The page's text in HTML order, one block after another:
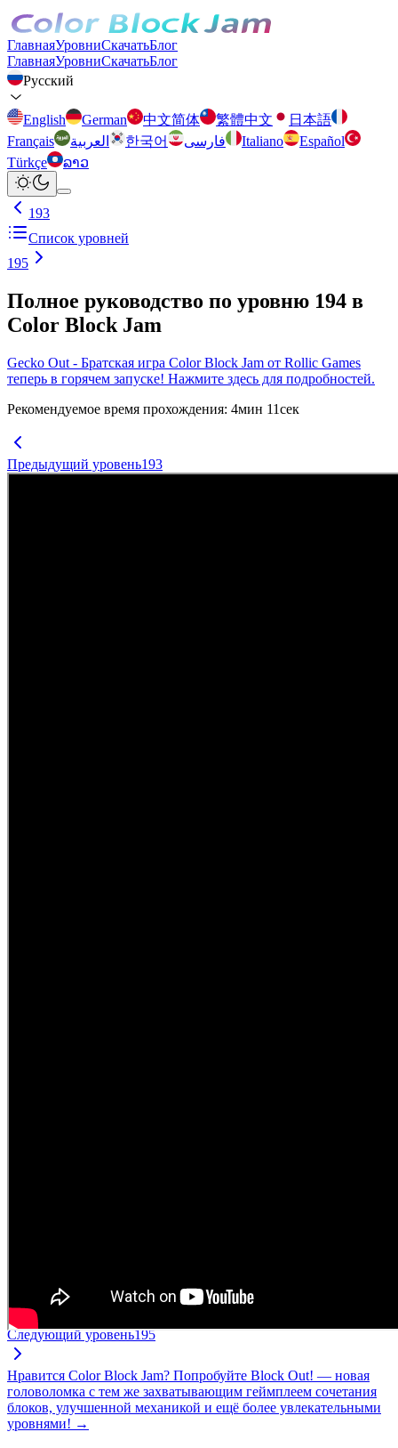
ГлавнаяУровниСкачатьБлог
ГлавнаяУровниСкачатьБлог
Русский
English German 中文简体 繁體中文
日本語
Français
العربية 한국어 فارسی Italiano
Español
Türkçe
ລາວ
193
Список уровней
195
Полное руководство по уровню 194 в
Color Block Jam
Gecko Out - Братская игра Color Block Jam от Rollic Games
теперь в горячем запуске! Нажмите здесь для подробностей.
Рекомендуемое время прохождения: 4мин 11сек
Предыдущий уровень193
Следующий уровень195
Нравится Color Block Jam? Попробуйте Block Out! — новая
головоломка с тем же захватывающим геймплеем сочетания
блоков, улучшенной механикой и ещё более увлекательными
уровнями! →